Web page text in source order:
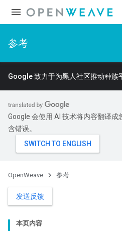
参考
Google 致力于为黑人社区推动种族
Google 会使用 AI 技术将内容翻译
含错误。
OpenWeave 参考
发送反馈
本页内容